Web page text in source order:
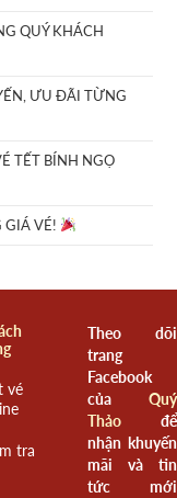
QUÝ KHÁCH
ƯU ĐÃI TỪNG
TẾT BÍNH NGỌ
GIÁ VÉ!
vé
tra
Theo dõi
trang
Facebook
của Quý
Thảođể
nhận khuyến
mãi và tin
tức mới